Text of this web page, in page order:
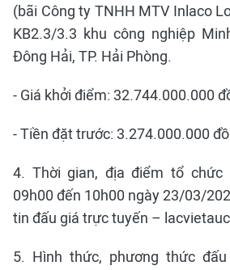
(bãi Công ty TNHH MTV Inlaco
KB2.3/3.3 khu công nghiệp
Đông Hải, TP. Hải Phòng.
- Giá khởi điểm: 32.744.000.000
- Tiền đặt trước: 3.274.000.000
4. Thời gian, địa điểm tổ chức
09h00 đến 10h00 ngày 23/03/
tin đấu giá trực tuyến –
5. Hình thức, phương thức